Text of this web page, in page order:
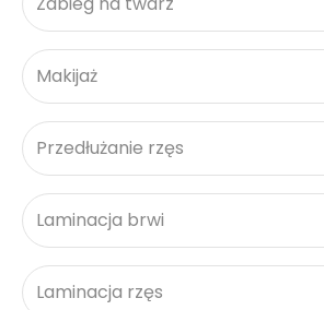
Makijaż
Przedłużanie rzęs
Laminacja brwi
Laminacja rzęs